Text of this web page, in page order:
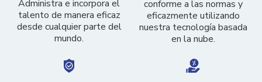
Administra e incorpora el
talento de manera eficaz
desde cualquier parte del
mundo.
conforme a las normas y
eficazmente utilizando
nuestra tecnología basada
en la nube.